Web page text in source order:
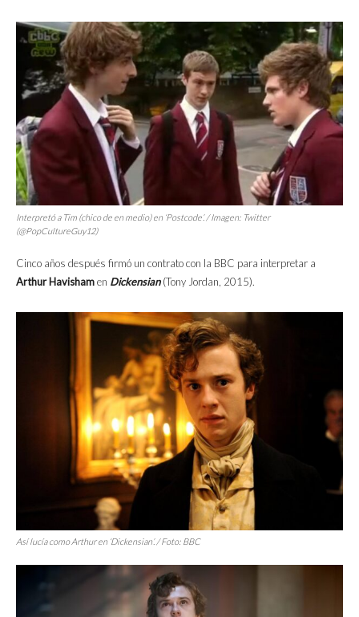
Interpretó a Tim (chico de en medio) en ‘Postcode’./ Imagen: Twitter
(@PopCultureGuy12)
Cinco años después firmó un contrato con la BBC para interpretar a
Arthur Havishamen Dickensian(Tony Jordan, 2015).
Así lucía como Arthur en ‘Dickensian’./ Foto: BBC